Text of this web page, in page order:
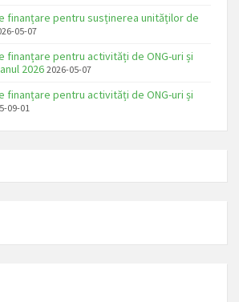
finanțare pentru susținerea unităților de
05-07
finanțare pentru activități de ONG-uri și
2026 2026-05-07
finanțare pentru activități de ONG-uri și
09-01